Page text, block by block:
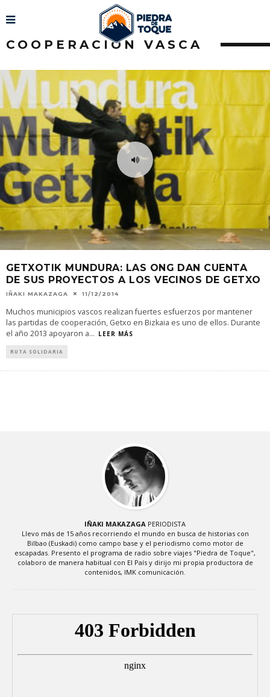
COOPERACIÓN VASCA
GETXOTIK MUNDURA: LAS ONG DAN CUENTA
DE SUS PROYECTOS A LOS VECINOS DE GETXO
IÑAKI MAKAZAGA 11/12/2014
Muchos municipios vascos realizan fuertes esfuerzos por mantener
las partidas de cooperación, Getxo en Bizkaia es uno de ellos. Durante
el año 2013 apoyaron a... LEER MÁS
RUTA SOLIDARIA
IÑAKI MAKAZAGA PERIODISTA
Llevo más de 15 años recorriendo el mundo en busca de historias con
Bilbao (Euskadi) como campo base y el periodismo como motor de
escapadas. Presento el programa de radio sobre viajes "Piedra de Toque",
colaboro de manera habitual con El País y dirijo mi propia productora de
contenidos, IMK comunicación.